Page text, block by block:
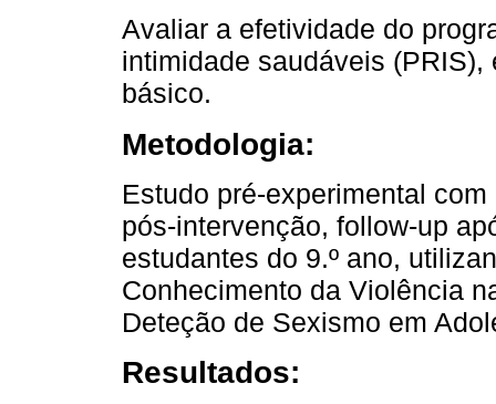
Avaliar a efetividade do
intimidade saudáveis
básico.
Metodologia:
Estudo pré-experimental
pós-intervenção, follow-up
estudantes do 9.º ano,
Conhecimento da Violência
Deteção de Sexismo em
Resultados: